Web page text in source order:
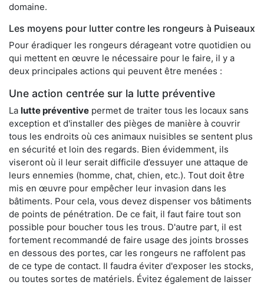
domaine.
Les moyens pour lutter contre les rongeurs à Puiseaux
Pour éradiquer les rongeurs dérageant votre quotidien ou
qui mettent en œuvre le nécessaire pour le faire, il y a
deux principales actions qui peuvent être menées :
Une action centrée sur la lutte préventive
La lutte préventive permet de traiter tous les locaux sans
exception et d'installer des pièges de manière à couvrir
tous les endroits où ces animaux nuisibles se sentent plus
en sécurité et loin des regards. Bien évidemment, ils
viseront où il leur serait difficile d’essuyer une attaque de
leurs ennemies (homme, chat, chien, etc.). Tout doit être
mis en œuvre pour empêcher leur invasion dans les
bâtiments. Pour cela, vous devez dispenser vos bâtiments
de points de pénétration. De ce fait, il faut faire tout son
possible pour boucher tous les trous. D'autre part, il est
fortement recommandé de faire usage des joints brosses
en dessous des portes, car les rongeurs ne raffolent pas
de ce type de contact. Il faudra éviter d'exposer les stocks,
ou toutes sortes de matériels. Évitez également de laisser